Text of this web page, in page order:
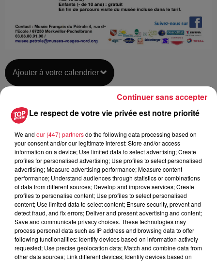
Ajouter à votre calendrier
du28 avril 2019 à 0h00
Lieu
Musée Français du Pétrole -
MERKWILLER-PECHELBRONN (67)
Organisateur
Pascale ROLL-SCHNEIDER
0388809108
musee.petrole@musees-vosges-
nord.org
Le respect de votre vie privée est notre priorité
We and our (447) partnersdo the following data processing based on
your consent and/or our legitimate interest: Store and/or access
information on a device; Use limited data to select advertising; Create
profiles for personalised advertising; Use profiles to select personalised
advertising; Measure advertising performance; Measure content
performance; Understand audiences through statistics or combinations
of data from different sources; Develop and improve services; Create
profiles to personalise content; Use profiles to select personalised
content; Use limited data to select content; Ensure security, prevent and
detect fraud, and fix errors; Deliver and present advertising and content;
Save and communicate privacy choices. These technologies may
process personal data such as IP address and browsing data to offer
following functionalities: Identify devices based on information actively
requested; Use precise geolocation data; Match and combine data from
other data sources; Link different devices; Identify devices based on
Continuer sans accepter